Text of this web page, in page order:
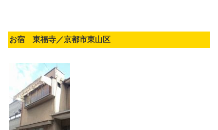
お宿 東福寺／京都市東山区